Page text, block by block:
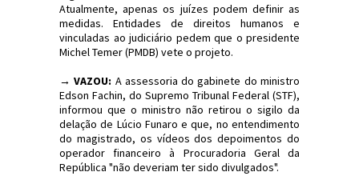
Atualmente, apenas os juízes podem definir as
medidas. Entidades de direitos humanos e
vinculadas ao judiciário pedem que o presidente
Michel Temer (PMDB) vete o projeto.
→ VAZOU: A assessoria do gabinete do ministro
Edson Fachin, do Supremo Tribunal Federal (STF),
informou que o ministro não retirou o sigilo da
delação de Lúcio Funaro e que, no entendimento
do magistrado, os vídeos dos depoimentos do
operador financeiro à Procuradoria Geral da
República "não deveriam ter sido divulgados".